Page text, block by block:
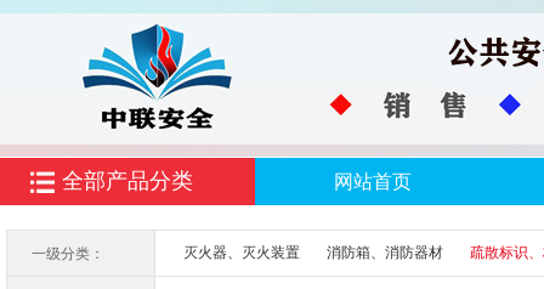
全部产品分类 网站首页
一级分类： 灭火器、灭火装置 消防箱、消防器材 疏散标识